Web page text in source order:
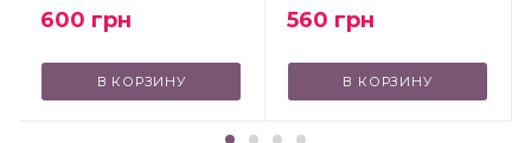
600 грн
В КОРЗИНУ
560 грн
В КОРЗИНУ